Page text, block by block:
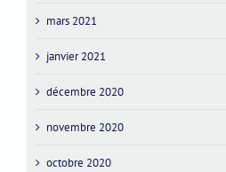
mars 2021
janvier 2021
décembre 2020
novembre 2020
octobre 2020